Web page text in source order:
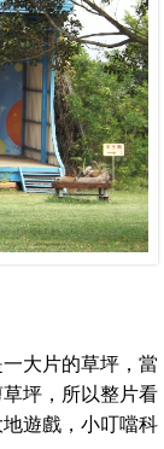
大片的草坪，當
坪，所以整片看
遊戲，小叮噹科